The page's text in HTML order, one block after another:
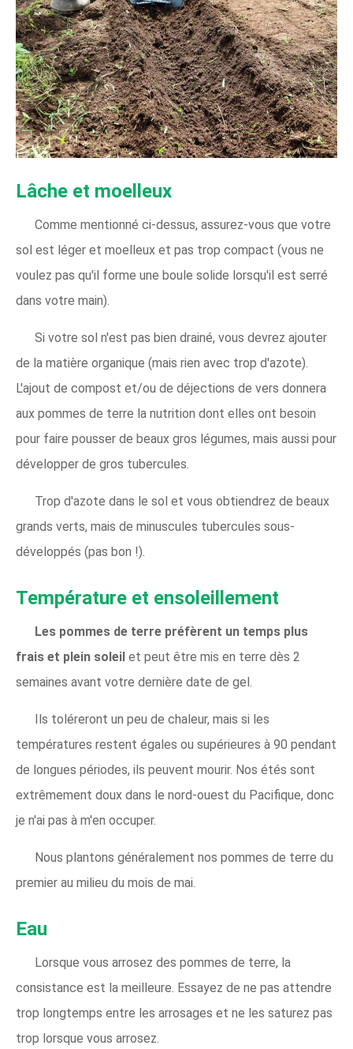
Lâche et moelleux
Comme mentionné ci-dessus, assurez-vous que votre
sol est léger et moelleux et pas trop compact (vous ne
voulez pas qu'il forme une boule solide lorsqu'il est serré
dans votre main).
Si votre sol n'est pas bien drainé, vous devrez ajouter
de la matière organique (mais rien avec trop d'azote).
L'ajout de compost et/ou de déjections de vers donnera
aux pommes de terre la nutrition dont elles ont besoin
pour faire pousser de beaux gros légumes, mais aussi pour
développer de gros tubercules.
Trop d'azote dans le sol et vous obtiendrez de beaux
grands verts, mais de minuscules tubercules sous-
développés (pas bon !).
Température et ensoleillement
Les pommes de terre préfèrent un temps plus
frais et plein soleil et peut être mis en terre dès 2
semaines avant votre dernière date de gel.
Ils toléreront un peu de chaleur, mais si les
températures restent égales ou supérieures à 90 pendant
de longues périodes, ils peuvent mourir. Nos étés sont
extrêmement doux dans le nord-ouest du Pacifique, donc
je n'ai pas à m'en occuper.
Nous plantons généralement nos pommes de terre du
premier au milieu du mois de mai.
Eau
Lorsque vous arrosez des pommes de terre, la
consistance est la meilleure. Essayez de ne pas attendre
trop longtemps entre les arrosages et ne les saturez pas
trop lorsque vous arrosez.